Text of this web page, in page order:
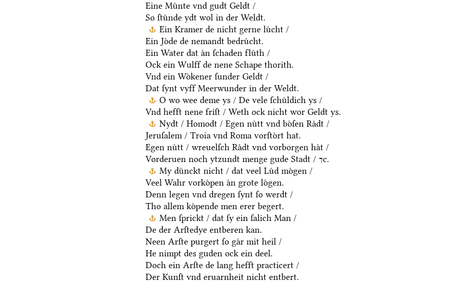
Eine Muͤnte vnd gudt Geldt /
So ſtuͤnde ydt wol in der Weldt.
Ein Kramer de nicht gerne luͤcht /
Ein Joͤde de nemandt bedruͤcht.
Ein Water dat aͤn ſchaden fluͤth /
Ock ein Wulff de nene Schape thorith.
Vnd ein Woͤkener ſunder Geldt /
Dat ſynt vyff Meerwunder in der Weldt.
O wo wee deme ys / De vele ſchuͤldich ys /
Vnd hefft nene friſt / Weth ock nicht wor Geldt ys.
Nydt / Homodt / Egen nuͤtt vnd boͤſen Raͤdt /
Jeruſalem / Troia vnd Roma vorſtoͤrt hat.
Egen nuͤtt / wreuelſch Raͤdt vnd vorborgen haͤt /
Vorderuen noch ytzundt menge gude Stadt / ⁊c.
My duͤnckt nicht / dat veel Luͤd moͤgen /
Veel Wahr vorkoͤpen aͤn grote loͤgen.
Denn legen vnd dregen ſynt ſo werdt /
Tho allem koͤpende men erer begert.
Men ſprickt / dat ſy ein ſalich Man /
De der Arſtedye entberen kan.
Neen Arſte purgert ſo gaͤr mit heil /
He nimpt des guden ock ein deel.
Doch ein Arſte de lang hefft practicert /
Der Kunſt vnd eruarnheit nicht entbert.